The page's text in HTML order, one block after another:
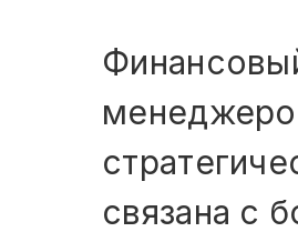
связана с